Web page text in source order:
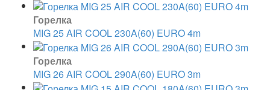
Горелка
MIG 25 AIR COOL 230A(60) EURO 4m
Горелка
MIG 26 AIR COOL 290A(60) EURO 3m